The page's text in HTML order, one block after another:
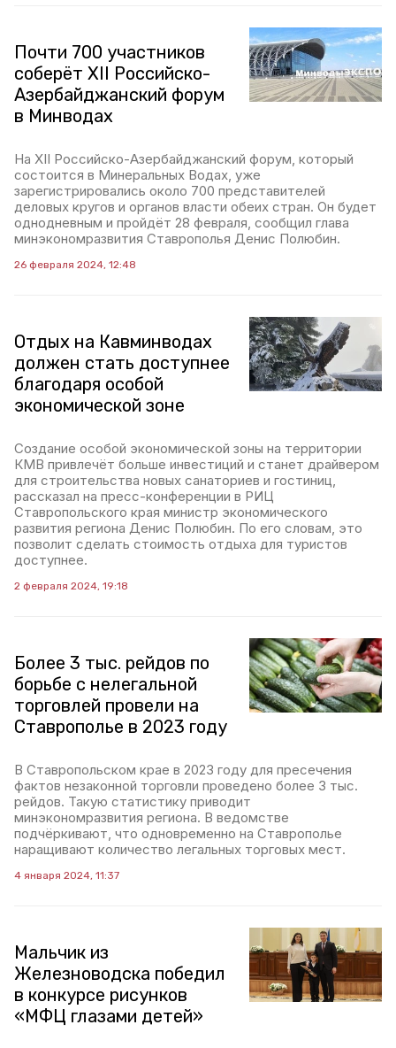
Почти 700 участников
соберёт XII Российско-
Азербайджанский форум
в Минводах
На XII Российско-Азербайджанский форум, который
состоится в Минеральных Водах, уже
зарегистрировались около 700 представителей
деловых кругов и органов власти обеих стран. Он будет
однодневным и пройдёт 28 февраля, сообщил глава
минэкономразвития Ставрополья Денис Полюбин.
26 февраля 2024, 12:48
Отдых на Кавминводах
должен стать доступнее
благодаря особой
экономической зоне
Создание особой экономической зоны на территории
КМВ привлечёт больше инвестиций и станет драйвером
для строительства новых санаториев и гостиниц,
рассказал на пресс-конференции в РИЦ
Ставропольского края министр экономического
развития региона Денис Полюбин. По его словам, это
позволит сделать стоимость отдыха для туристов
доступнее.
2 февраля 2024, 19:18
Более 3 тыс. рейдов по
борьбе с нелегальной
торговлей провели на
Ставрополье в 2023 году
В Ставропольском крае в 2023 году для пресечения
фактов незаконной торговли проведено более 3 тыс.
рейдов. Такую статистику приводит
минэкономразвития региона. В ведомстве
подчёркивают, что одновременно на Ставрополье
наращивают количество легальных торговых мест.
4 января 2024, 11:37
Мальчик из
Железноводска победил
в конкурсе рисунков
«МФЦ глазами детей»